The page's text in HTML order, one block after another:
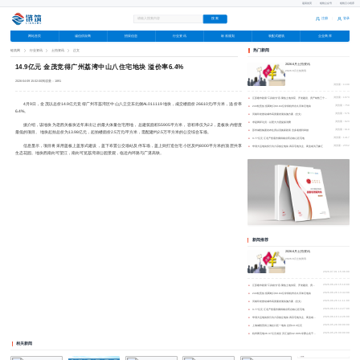
返回首页 链筑公众号 链筑云小程序
注册 登录
网站首页 诚信供应商 招采信息 行业资讯 标准规划 装配式建筑 企业商库
链筑网 行业资讯 土拍资讯 正文
14.9亿元 金茂竞得广州荔湾中山八住宅地块 溢价率6.4%
2026-04-09 15:02:00阅读量：1891
4月9日，金茂以总价14.9亿元竞得广州市荔湾区中山八立交东北侧AL011119地块，成交楼面价26610元/平方米，溢价率
6.4%。
据介绍，该地块为老西关板块近年来出让的最大体量住宅用地，总建筑面积55905平方米，容积率仅为2.2，是板块内密度
最低的项目。 地块起拍总价为13.98亿元，起拍楼面价2.5万元/平方米，需配建约2.5万平方米的公交综合车场。
信息显示，项目将采用盖板上盖形式建设，盖下布置公交场站及停车场，盖上则打造住宅小区及约8000平方米的顶层共享
生态花园。地块西南向可望江，南向可览荔湾湖公园景观，临近内环路与广湛高铁。
热门新闻
2026.6月土拍资讯
2026.6月土拍资讯
● 江苏楼市政策“工具箱”扩容 聚焦土地供应、开发建设、房产销售三个维度
● 243轮竞拍 招商蛇口60.94亿夺得杭州永久河单元地块
● 河南印发推动城市高质量发展实施方案（全文）
● 求是网评论员：以更大力度提振消费
● 苏州城投集团发布住房以旧换新政策 含多项便利举措
● 3.77亿元 江北产投底价摘得南京药谷核心区宅地
● 华润大运地块拆分为六宗独立地块 四宗宅地为主、商业或为万象汇
新闻推荐
2026.6月土拍资讯
2026.6月土拍资讯
● 江苏楼市政策“工具箱”扩容 聚焦土地供应、开发建设、房产销售三个维度
● 243轮竞拍 招商蛇口60.94亿夺得杭州永久河单元地块
● 河南印发推动城市高质量发展实施方案（全文）
● 3.77亿元 江北产投底价摘得南京药谷核心区宅地
● 华润大运地块拆分为六宗独立地块 四宗宅地为主、商业或为万象汇
● 上海城投竞得上海虹口区一地块 总价19.3亿元
● 杭州两宅地36.37亿元成交 滨江溢价42.09%夺萧山北干西单元地块
相关新闻